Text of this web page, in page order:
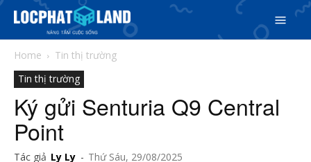
Home
Tin thị trường
Tin thị trường
Ký gửi Senturia Q9 Central
Point
Tác giả Ly Ly - Thứ Sáu, 29/08/2025